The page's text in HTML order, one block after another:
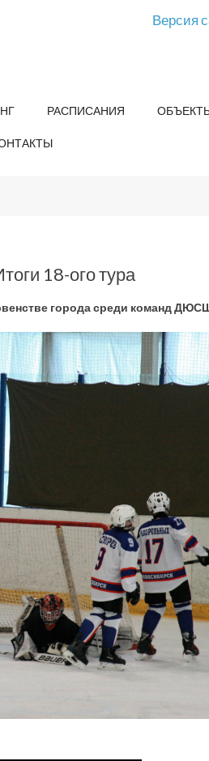
Версия
РАСПИСАНИЯ
18-ого тура
города среди команд